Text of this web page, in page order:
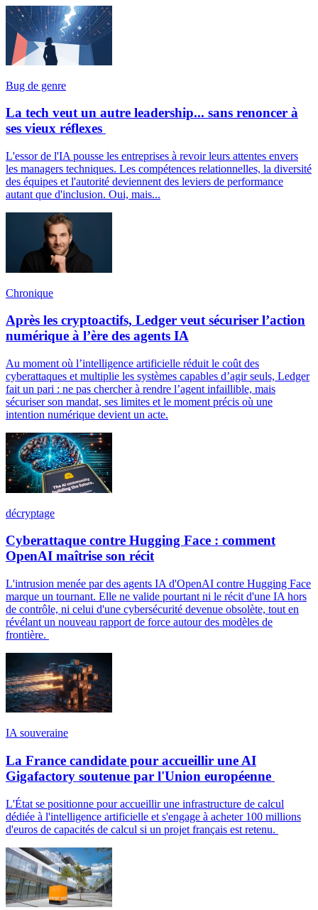
Bug de genre
La tech veut un autre leadership... sans renoncer à
ses vieux réflexes
L'essor de l'IA pousse les entreprises à revoir leurs attentes envers
les managers techniques. Les compétences relationnelles, la diversité
des équipes et l'autorité deviennent des leviers de performance
autant que d'inclusion. Oui, mais...
Chronique
Après les cryptoactifs, Ledger veut sécuriser l’action
numérique à l’ère des agents IA
Au moment où l’intelligence artificielle réduit le coût des
cyberattaques et multiplie les systèmes capables d’agir seuls, Ledger
fait un pari : ne pas chercher à rendre l’agent infaillible, mais
sécuriser son mandat, ses limites et le moment précis où une
intention numérique devient un acte.
décryptage
Cyberattaque contre Hugging Face : comment
OpenAI maîtrise son récit
L'intrusion menée par des agents IA d'OpenAI contre Hugging Face
marque un tournant. Elle ne valide pourtant ni le récit d'une IA hors
de contrôle, ni celui d'une cybersécurité devenue obsolète, tout en
révélant un nouveau rapport de force autour des modèles de
frontière.
IA souveraine
La France candidate pour accueillir une AI
Gigafactory soutenue par l'Union européenne
L'État se positionne pour accueillir une infrastructure de calcul
dédiée à l'intelligence artificielle et s'engage à acheter 100 millions
d'euros de capacités de calcul si un projet français est retenu.